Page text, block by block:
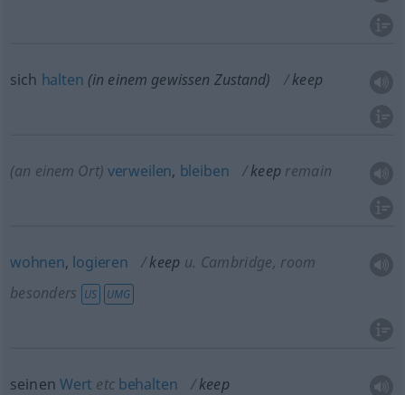
sich halten (in einem gewissen Zustand) keep
(an einem Ort) verweilen, bleiben keep remain
wohnen, logieren keep u. Cambridge, room
besonders US UMG
seinen Wert etcbehalten keep